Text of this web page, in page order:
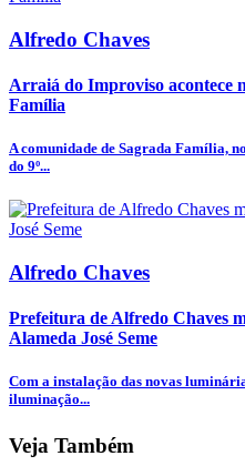
Alfredo Chaves
Arraiá do Improviso acontece
Família
A comunidade de Sagrada Família,
do 9º...
Alfredo Chaves
Prefeitura de Alfredo Chaves
Alameda José Seme
Com a instalação das novas
iluminação...
Veja Também